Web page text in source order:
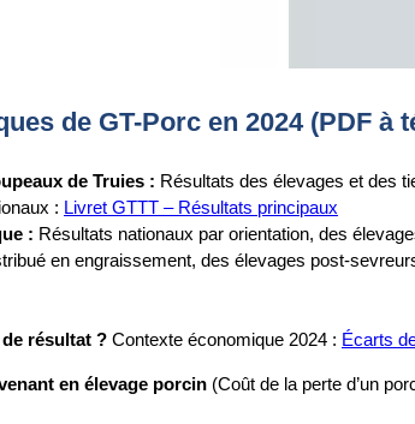
de GT-Porc en 2024 (PDF à
de Truies : Résultats des élevages et des
: Livret GTTT – Résultats principaux
: Résultats nationaux par orientation, des
en engraissement, des élevages post-
résultat ? Contexte économique 2024 : Écarts
en élevage porcin (Coût de la perte d’un